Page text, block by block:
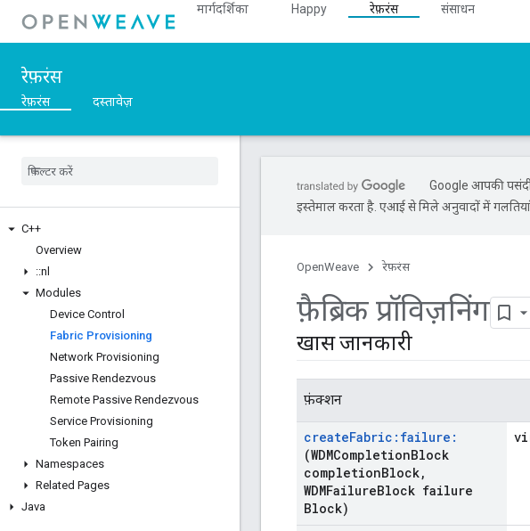
मार्गदर्शिका Happy रेफ़रंस
संसाधन
रेफ़रंस
रेफ़रंस दस्तावेज़
C++
Overview
::nl
Modules
Device Control
Fabric Provisioning
Network Provisioning
Passive Rendezvous
Remote Passive Rendezvous
Service Provisioning
Token Pairing
Namespaces
Related Pages
Java
Google आपकी
इस्तेमाल करता है. एआई से मिले अनुवादों में
OpenWeave रेफ़रंस
फ़ैब्रिक प्रॉविज़निंग
खास जानकारी
फ़ंक्शन
createFabric:failure:
(WDMCompletionBlock
completionBlock,
WDMFailureBlock failure
Block)